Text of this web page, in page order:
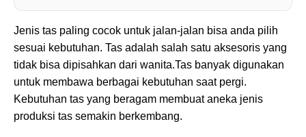
Jenis tas paling cocok untuk jalan-jalan bisa anda pilih
sesuai kebutuhan. Tas adalah salah satu aksesoris yang
tidak bisa dipisahkan dari wanita.Tas banyak digunakan
untuk membawa berbagai kebutuhan saat pergi.
Kebutuhan tas yang beragam membuat aneka jenis
produksi tas semakin berkembang.